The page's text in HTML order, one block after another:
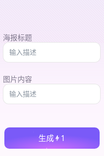
海报标题
图片内容
生成 1